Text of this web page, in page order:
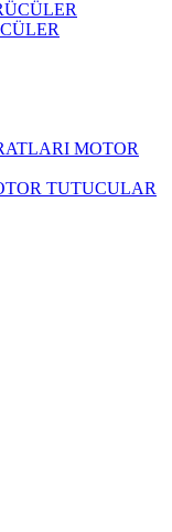
MOTOR
TUTUCULAR